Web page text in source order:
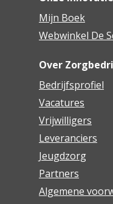
Mijn Boek
Webwinkel De
Over
Bedrijfsprofiel
Vacatures
Vrijwilligers
Leveranciers
Jeugdzorg
Partners
Algemene